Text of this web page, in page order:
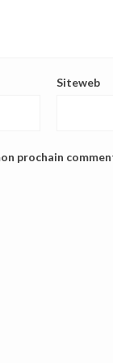
Siteweb
prochain